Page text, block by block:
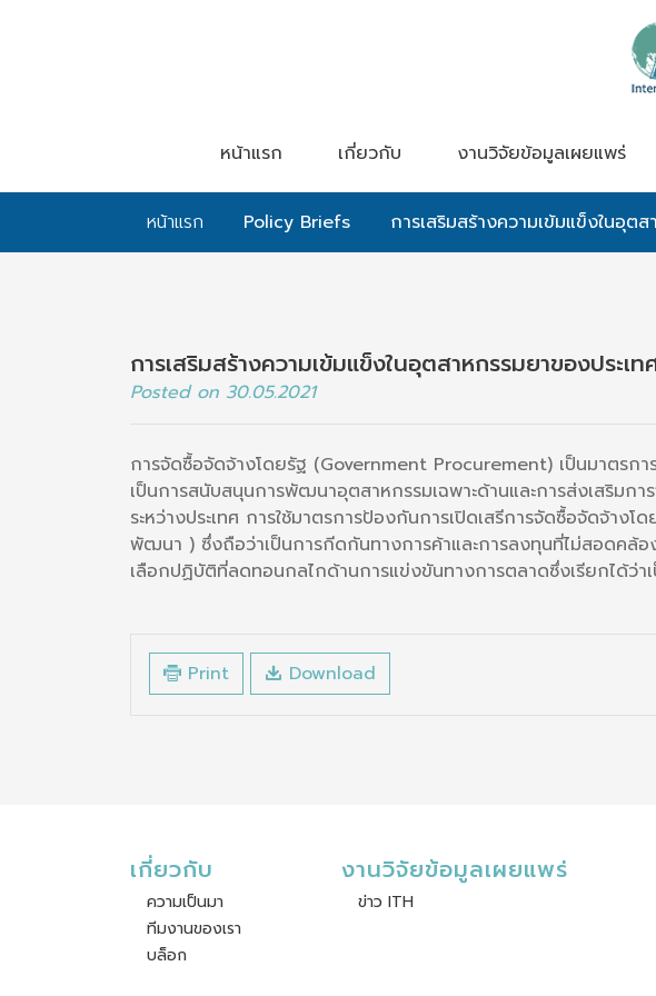
หน้าแรก เกี่ยวกับ งานวิจัยข้อมูลเผยแพร่
หน้าแรก Policy Briefs การเสริมสร้างความเข้มแข็งในอุต
การเสริมสร้างความเข้มแข็งในอุตสาหกรรมยาของประ
Posted on 30.05.2021
การจัดซื้อจัดจ้างโดยรัฐ (Government Procurement) เป็นมาตรก
เป็นการสนับสนุนการพัฒนาอุตสาหกรรมเฉพาะด้านและการส่งเสริมก
ระหว่างประเทศ การใช้มาตรการป้องกันการเปิดเสรีการจัดซื้อจัดจ้าง
พัฒนา ) ซึ่งถือว่าเป็นการกีดกันทางการค้าและการลงทุนที่ไม่สอดคล้
เลือกปฏิบัติที่ลดทอนกลไกด้านการแข่งขันทางการตลาดซึ่งเรียกได้ว่
Print Download
เกี่ยวกับ
ความเป็นมา
ทีมงานของเรา
บล็อก
งานวิจัยข้อมูลเผยแพร่
ข่าว ITH